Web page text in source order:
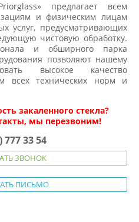
предлагает всем
и физическим лицам
услуг, предусматривающих
чистовую обработку.
и обширного парка
позволяют нашему
высокое качество
всех технических норм и
закаленного стекла?
мы перезвоним!
777 33 54
ЗВОНОК
ПИСЬМО